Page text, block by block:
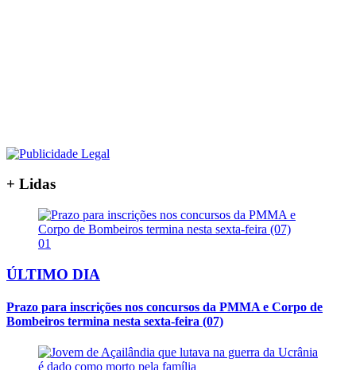
+ Lidas
01
ÚLTIMO DIA
Prazo para inscrições nos concursos da PMMA e Corpo de
Bombeiros termina nesta sexta-feira (07)